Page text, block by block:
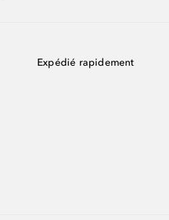
Expédié rapidement